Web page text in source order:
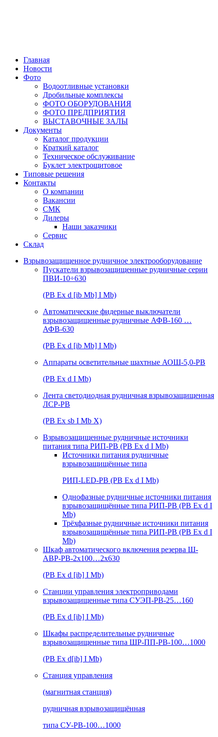
Главная
Новости
Фото
Водоотливные установки
Дробильные комплексы
ФОТО ОБОРУДОВАНИЯ
ФОТО ПРЕДПРИЯТИЯ
ВЫСТАВОЧНЫЕ ЗАЛЫ
Документы
Каталог продукции
Краткий каталог
Техническое обслуживание
Буклет электрощитовое
Типовые решения
Контакты
О компании
Вакансии
СМК
Дилеры
Наши заказчики
Сервис
Склад
Взрывозащищенное рудничное электрооборудование
Пускатели взрывозащищенные рудничные серии
ПВИ-10÷630
(РВ Ex d [ib Mb] I Mb)
Автоматические фидерные выключатели
взрывозащищенные рудничные АФВ-160 …
АФВ-630
(РВ Ex d [ib Mb] I Mb)
Аппараты осветительные шахтные АОШ-5,0-РВ
(РВ Ex d I Mb)
Лента светодиодная рудничная взрывозащищенная
ЛСР-РВ
(РВ Ex sb I Mb Х)
Взрывозащищенные рудничные источники
питания типа РИП-РВ (РВ Ex d I Mb)
Источники питания рудничные
взрывозащищённые типа
РИП-LED-РВ (РВ Ex d I Mb)
Однофазные рудничные источники питания
взрывозащищённые типа РИП-РВ (РВ Ex d I
Mb)
Трёхфазные рудничные источники питания
взрывозащищённые типа РИП-РВ (РВ Ex d I
Mb)
Шкаф автоматического включения резерва Ш-
АВР-РВ-2х100…2х630
(РВ Ex d [ib] I Mb)
Станции управления электроприводами
взрывозащищенные типа СУЭП-РВ-25…160
(РВ Ex d [ib] I Mb)
Шкафы распределительные рудничные
взрывозащищенные типа ШР-ПП-РВ-100…1000
(РВ Ex d[ib] I Mb)
Станция управления
(магнитная станция)
рудничная взрывозащищённая
типа СУ-РВ-100…1000